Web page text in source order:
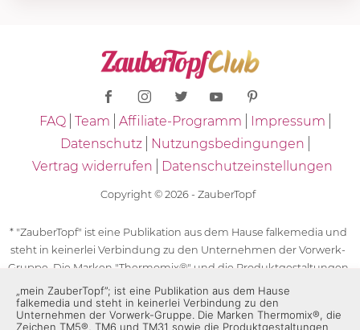
FAQ Team Affiliate-Programm
Impressum
Datenschutz
Nutzungsbedingungen
Vertrag widerrufen
Datenschutzeinstellungen
Copyright © 2026 - ZauberTopf
* "ZauberTopf" ist eine Publikation aus dem Hause falkemedia und
steht in keinerlei Verbindung zu den Unternehmen der Vorwerk-
Gruppe. Die Marken "Thermomix®" und die Produktgestaltungen
des "Thermomix®" sind eingetragene Marken der Unternehmen
der Vorwerk-Gruppe. Die Marken Thermomix®, die Zeichen TM5®,
TM6 und TM31 sowie die Produktgestaltungen des Thermomix®
„mein ZauberTopf”; ist eine Publikation aus dem Hause
falkemedia und steht in keinerlei Verbindung zu den
Unternehmen der Vorwerk-Gruppe. Die Marken Thermomix®, die
Zeichen TM5®, TM6 und TM31 sowie die Produktgestaltungen